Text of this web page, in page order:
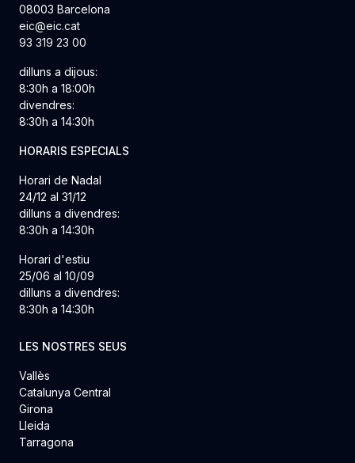
08003 Barcelona
eic@eic.cat
93 319 23 00
dilluns a dijous:
8:30h a 18:00h
divendres:
8:30h a 14:30h
HORARIS ESPECIALS
Horari de Nadal
24/12 al 31/12
dilluns a divendres:
8:30h a 14:30h
Horari d'estiu
25/06 al 10/09
dilluns a divendres:
8:30h a 14:30h
LES NOSTRES SEUS
Vallès
Catalunya Central
Girona
Lleida
Tarragona